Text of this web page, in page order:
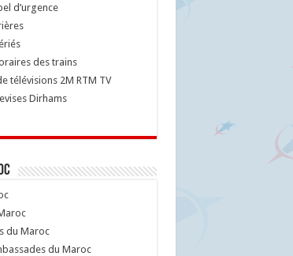
d’urgence
des trains
télévisions 2M RTM TV
Dirhams
du Maroc
du Maroc